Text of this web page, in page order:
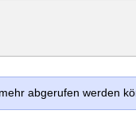
abgerufen werden